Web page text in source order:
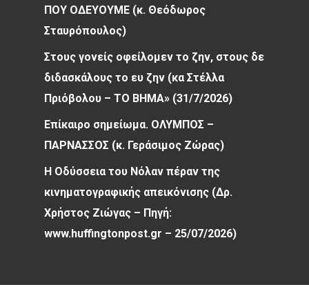
ΠΟΥ ΟΔΕΥΟΥΜΕ (κ. Θεόδωρος
Σταυρόπουλος)
Στους γονείς οφείλομεν το ζην, στους δε
διδασκάλους το ευ ζην (κα Στέλλα
Πριόβολου – ΤΟ ΒΗΜΑ» (31/7/2026)
Επίκαιρο σημείωμα. ΟΛΥΜΠΟΣ –
ΠΑΡΝΑΣΣΟΣ (κ. Γεράσιμος Ζώρας)
Η Οδύσσεια του Νόλαν πέραν της
κινηματογραφικής απεικόνισης (Δρ.
Χρήστος Ζιώγας – Πηγή:
www.huffingtonpost.gr – 25/07/2026)